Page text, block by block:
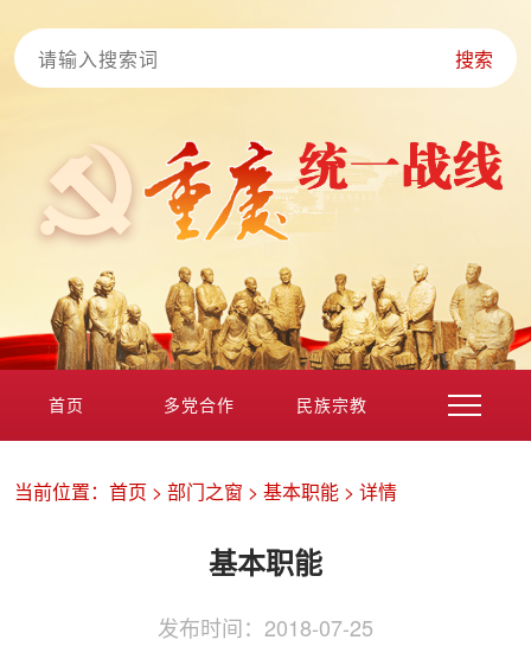
搜索
首页 多党合作 民族宗教
区县动态 统战历史文化
当前位置： 首页 > 部门之窗 > 基本职能 > 详情
基本职能
发布时间： 2018-07-25